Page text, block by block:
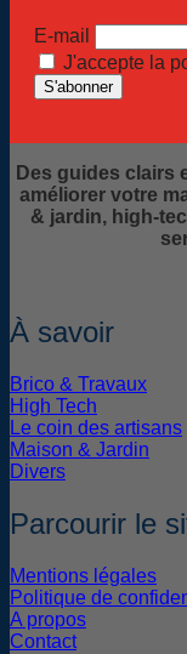
E-mail
J'accepte la
Des guides clairs
améliorer votre
& jardin, high-
À savoir
Brico & Travaux
High Tech
Le coin des artisans
Maison & Jardin
Divers
Parcourir le
Mentions légales
Politique de
A propos
Contact